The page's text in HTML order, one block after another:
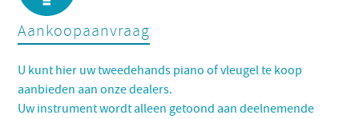
Aankoopaanvraag
U kunt hier uw tweedehands piano of vleugel te koop
aanbieden aan onze dealers.
Uw instrument wordt alleen getoond aan deelnemende